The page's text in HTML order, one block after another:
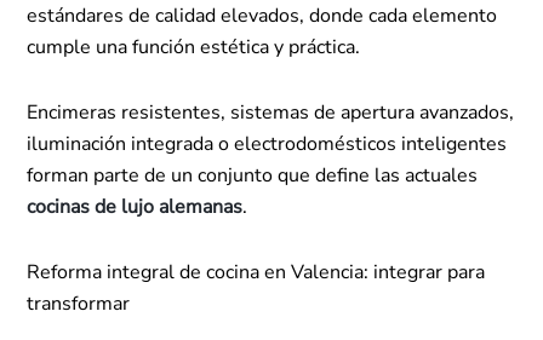
estándares de calidad elevados, donde cada elemento
cumple una función estética y práctica.
Encimeras resistentes, sistemas de apertura avanzados,
iluminación integrada o electrodomésticos inteligentes
forman parte de un conjunto que define las actuales
cocinas de lujo alemanas.
Reforma integral de cocina en Valencia: integrar para
transformar